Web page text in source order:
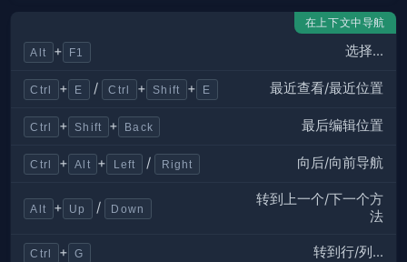
在上下文中导航
Alt + F1 选择...
Ctrl + E / Ctrl + Shift + E 最近查看/最近位置
Ctrl + Shift + Back 最后编辑位置
Ctrl + Alt + Left / Right 向后/向前导航
Alt + Up / Down
转到上一个/下一个方
法
Ctrl + G 转到行/列...